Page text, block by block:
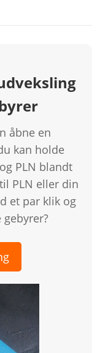
åbne en
kan holde
PLN blandt
PLN eller din
et par klik og
gebyrer?